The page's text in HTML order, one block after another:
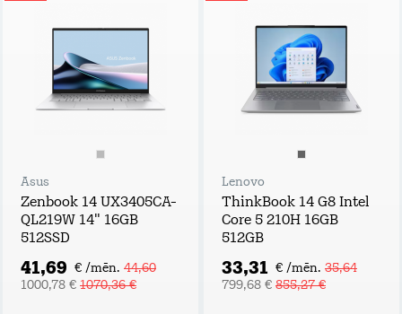
Asus
Zenbook 14 UX3405CA-
QL219W 14" 16GB
512SSD
41,69 € /mēn. 44,60
1000,78 € 1070,36 €
Lenovo
ThinkBook 14 G8 Intel
Core 5 210H 16GB
512GB
33,31 € /mēn. 35,64
799,68 € 855,27 €